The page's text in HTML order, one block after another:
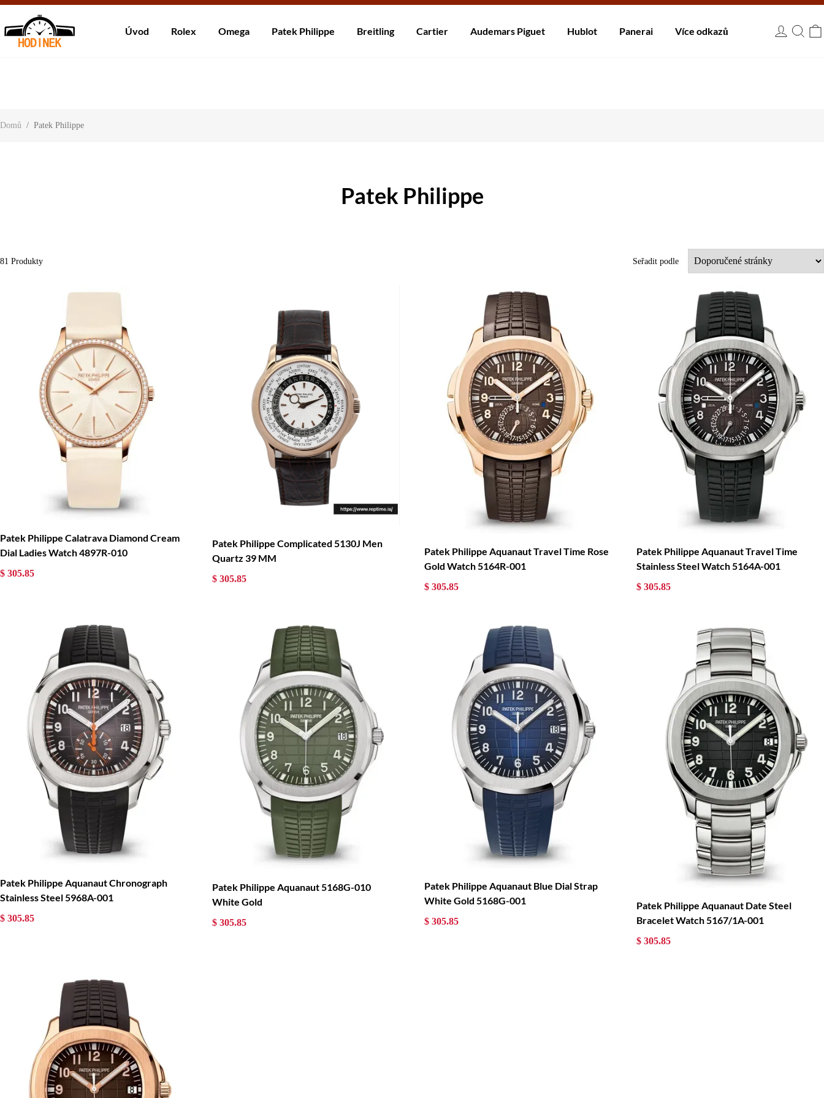
About UsContact Us
Úvod Rolex Omega Patek Philippe Breitling Cartier Audemars Piguet Hublot Panerai Více odkazů
Domů / Patek Philippe
Patek Philippe
81 Produkty Seřadit podle
Patek Philippe Calatrava Diamond Cream
Dial Ladies Watch 4897R-010
$ 305.85
Patek Philippe Complicated 5130J Men
Quartz 39 MM
$ 305.85
Patek Philippe Aquanaut Travel Time Rose
Gold Watch 5164R-001
$ 305.85
Patek Philippe Aquanaut Travel Time
Stainless Steel Watch 5164A-001
$ 305.85
Patek Philippe Aquanaut Chronograph
Stainless Steel 5968A-001
$ 305.85
Patek Philippe Aquanaut 5168G-010
White Gold
$ 305.85
Patek Philippe Aquanaut Blue Dial Strap
White Gold 5168G-001
$ 305.85
Patek Philippe Aquanaut Date Steel
Bracelet Watch 5167/1A-001
$ 305.85